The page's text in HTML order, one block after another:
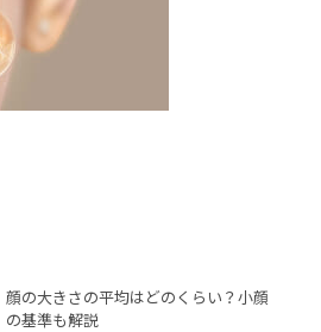
顔の大きさの平均はどのくらい？小顔
の基準も解説